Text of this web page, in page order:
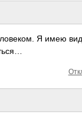
Я имею